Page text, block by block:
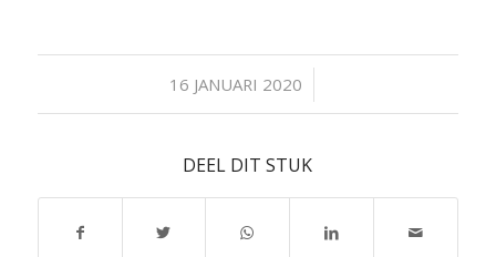
16 JANUARI 2020
/
DEEL DIT STUK